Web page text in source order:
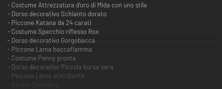
- Costume Attrezzatura d'oro di Mida con uno stile
- Dorso decorativo Schianto dorato
- Piccone Katana da 24 carati
- Costume Specchio riflesso Rox
- Dorso decorativo Gorgobacca
- Piccone Lama baccafiamma
- Costume Penny pronta
- Dorso decorativo Piccola borsa nera
- Piccone Lama scintillante
- Emote Carrellino